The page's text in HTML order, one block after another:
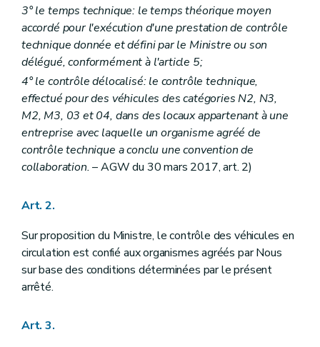
3° le temps technique: le temps théorique moyen
accordé pour l'exécution d'une prestation de contrôle
technique donnée et défini par le Ministre ou son
délégué, conformément à l'article 5;
4° le contrôle délocalisé: le contrôle technique,
effectué pour des véhicules des catégories N2, N3,
M2, M3, 03 et 04, dans des locaux appartenant à une
entreprise avec laquelle un organisme agréé de
contrôle technique a conclu une convention de
collaboration.– AGW du 30 mars 2017, art. 2)
Art. 2.
Sur proposition du Ministre, le contrôle des véhicules en
circulation est confié aux organismes agréés par Nous
sur base des conditions déterminées par le présent
arrêté.
Art. 3.